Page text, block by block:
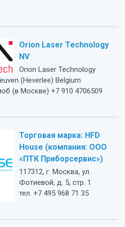
Orion Laser Technology
NV
Orion Laser Technology
(Heverlee) Belgium
(в Москве) +7 910 4706509
Торговая марка: HFD
House (компания: ООО
«ПТК Приборсервис»)
117312, г. Москва, ул.
Фотиевой, д. 5, стр. 1
тел. +7 495 968 71 35